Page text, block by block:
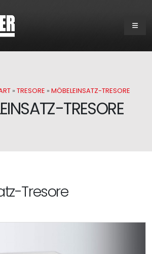
TRESORE
» TRESORE » MÖBELEINSATZ-TRESORE
Tresore